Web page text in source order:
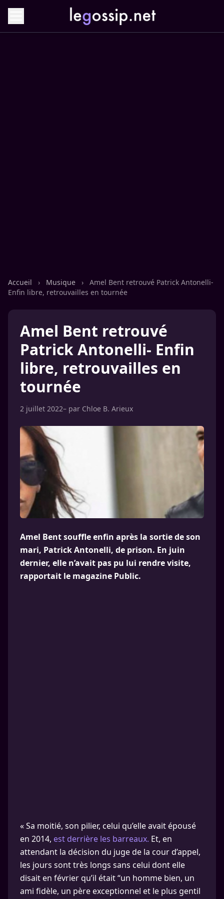
Accueil › Musique ›
Amel Bent retrouvé Patrick Antonelli-
Enfin libre, retrouvailles en tournée
Amel Bent retrouvé
Patrick Antonelli- Enfin
libre, retrouvailles en
tournée
2 juillet 2022– par Chloe B. Arieux
Amel Bent souffle enfin après la sortie de son
mari, Patrick Antonelli, de prison. En juin
dernier, elle n’avait pas pu lui rendre visite,
rapportait le magazine Public.
« Sa moitié, son pilier, celui qu’elle avait épousé
en 2014, est derrière les barreaux. Et, en
attendant la décision du juge de la cour d’appel,
les jours sont très longs sans celui dont elle
disait en février qu’il était “un homme bien, un
ami fidèle, un père exceptionnel et le plus gentil